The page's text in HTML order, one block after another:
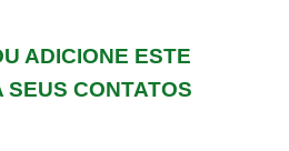
ADICIONE ESTE
SEUS CONTATOS